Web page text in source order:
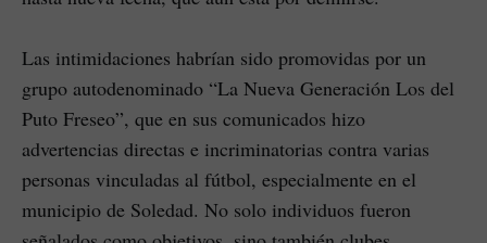
Las intimidaciones habrían sido promovidas por un
grupo autodenominado “La Nueva Generación Los del
Puto Freseo”, que en sus comunicados hizo
advertencias directas e incriminatorias contra varias
personas vinculadas al fútbol, especialmente en el
municipio de Soledad. No solo individuos fueron